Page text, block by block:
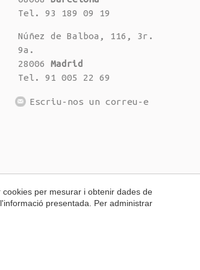
Tel. 93 189 09 19
Núñez de Balboa, 116, 3r.
9a.
28006 Madrid
Tel. 91 005 22 69
Escriu-nos un correu-e
per mesurar i obtenir dades de
presentada. Per administrar